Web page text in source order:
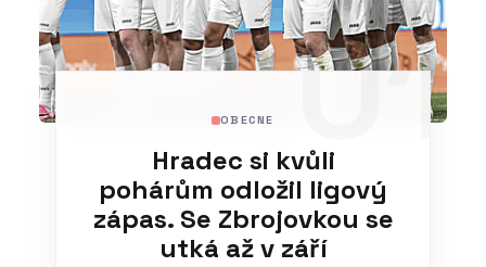
01
OBECNE
Hradec si kvůli
pohárům odložil ligový
zápas. Se Zbrojovkou se
utká až v září